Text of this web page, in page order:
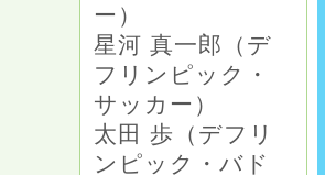
ー）
星河 真一郎（デ
フリンピック・
サッカー）
太田 歩（デフリ
ンピック・バド